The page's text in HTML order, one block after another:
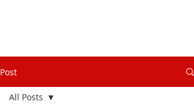
Post
All Posts